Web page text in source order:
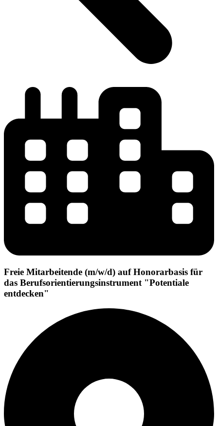
Freie Mitarbeitende (m/w/d) auf Honorarbasis für
das Berufsorientierungsinstrument "Potentiale
entdecken"